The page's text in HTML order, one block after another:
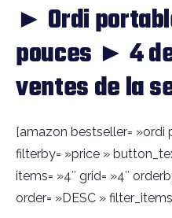
► Ordi
pouces ► 4
ventes de la
[amazon bestseller= »ordi
filterby= »price »
items= »4″ grid= »4″
order= »DESC »